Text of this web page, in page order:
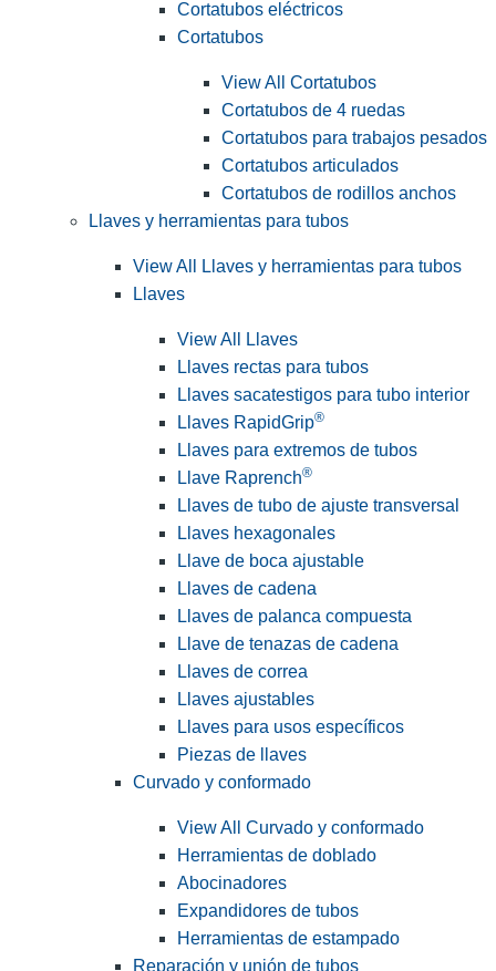
Cortatubos eléctricos
Cortatubos
View All Cortatubos
Cortatubos de 4 ruedas
Cortatubos para trabajos pesados
Cortatubos articulados
Cortatubos de rodillos anchos
Llaves y herramientas para tubos
View All Llaves y herramientas para tubos
Llaves
View All Llaves
Llaves rectas para tubos
Llaves sacatestigos para tubo interior
Llaves RapidGrip®
Llaves para extremos de tubos
Llave Raprench®
Llaves de tubo de ajuste transversal
Llaves hexagonales
Llave de boca ajustable
Llaves de cadena
Llaves de palanca compuesta
Llave de tenazas de cadena
Llaves de correa
Llaves ajustables
Llaves para usos específicos
Piezas de llaves
Curvado y conformado
View All Curvado y conformado
Herramientas de doblado
Abocinadores
Expandidores de tubos
Herramientas de estampado
Reparación y unión de tubos